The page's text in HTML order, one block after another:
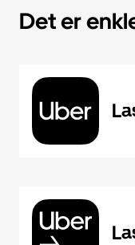
Det er